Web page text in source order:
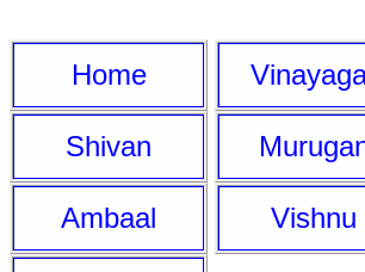
Home
Shivan
Ambaal Vishnu